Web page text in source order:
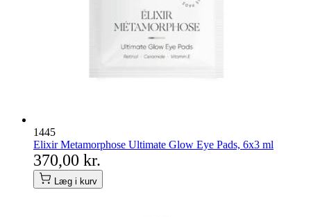
1445
Elixir Metamorphose Ultimate Glow Eye Pads, 6x3 ml
370,00 kr.
Læg i kurv